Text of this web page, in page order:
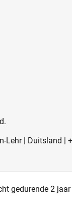
Lehr | Duitsland |
gedurende 2 jaar